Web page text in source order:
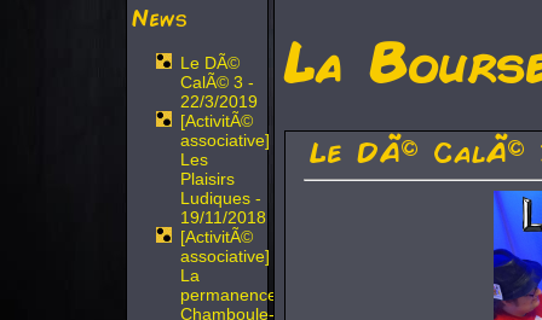
News
Le DÃ©
CalÃ© 3 -
22/3/2019
[ActivitÃ©
associative]
Les
Plaisirs
Ludiques -
19/11/2018
[ActivitÃ©
associative]
La
permanence
Chamboule-
La
Le DÃ© CalÃ©